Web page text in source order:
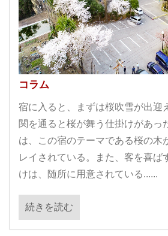
コラム
宿に入ると、まずは桜吹雪が出迎
関を通ると桜が舞う仕掛けがあっ
は、この宿のテーマである桜の木
レイされている。また、客を喜ば
けは、随所に用意されている......
続きを読む